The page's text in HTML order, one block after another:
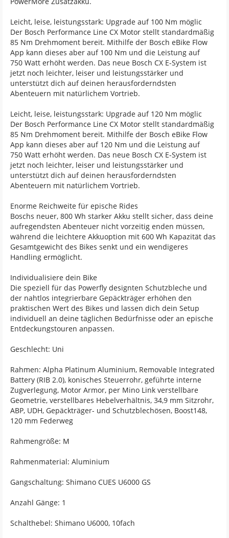
Leicht, leise, leistungsstark: Upgrade auf 100 Nm möglic
Der Bosch Performance Line CX Motor stellt standardmäßig
85 Nm Drehmoment bereit. Mithilfe der Bosch eBike Flow
App kann dieses aber auf 100 Nm und die Leistung auf
750 Watt erhöht werden. Das neue Bosch CX E-System ist
jetzt noch leichter, leiser und leistungsstärker und
unterstützt dich auf deinen herausforderndsten
Abenteuern mit natürlichem Vortrieb.
Leicht, leise, leistungsstark: Upgrade auf 120 Nm möglic
Der Bosch Performance Line CX Motor stellt standardmäßig
85 Nm Drehmoment bereit. Mithilfe der Bosch eBike Flow
App kann dieses aber auf 120 Nm und die Leistung auf
750 Watt erhöht werden. Das neue Bosch CX E-System ist
jetzt noch leichter, leiser und leistungsstärker und
unterstützt dich auf deinen herausforderndsten
Abenteuern mit natürlichem Vortrieb.
Enorme Reichweite für epische Rides
Boschs neuer, 800 Wh starker Akku stellt sicher, dass deine
aufregendsten Abenteuer nicht vorzeitig enden müssen,
während die leichtere Akkuoption mit 600 Wh Kapazität das
Gesamtgewicht des Bikes senkt und ein wendigeres
Handling ermöglicht.
Individualisiere dein Bike
Die speziell für das Powerfly designten Schutzbleche und
der nahtlos integrierbare Gepäckträger erhöhen den
praktischen Wert des Bikes und lassen dich dein Setup
individuell an deine täglichen Bedürfnisse oder an epische
Entdeckungstouren anpassen.
Geschlecht: Uni
Rahmen: Alpha Platinum Aluminium, Removable Integrated
Battery (RIB 2.0), konisches Steuerrohr, geführte interne
Zugverlegung, Motor Armor, per Mino Link verstellbare
Geometrie, verstellbares Hebelverhältnis, 34,9 mm Sitzrohr,
ABP, UDH, Gepäckträger- und Schutzblechösen, Boost148,
120 mm Federweg
Rahmengröße: M
Rahmenmaterial: Aluminium
Gangschaltung: Shimano CUES U6000 GS
Anzahl Gänge: 1
Schalthebel: Shimano U6000, 10fach